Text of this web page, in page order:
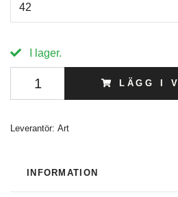
42
I lager.
LÄGG I
Leverantör: Art
INFORMATION